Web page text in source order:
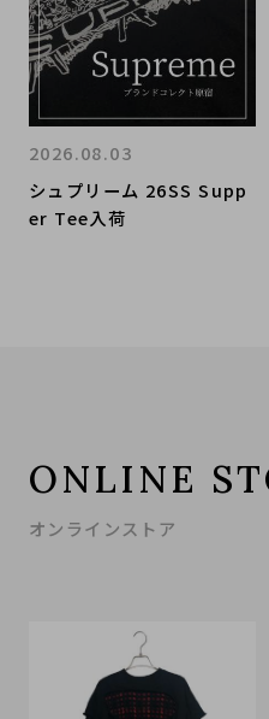
シュプリーム 26SS Supp
er Tee入荷
2026.08.03
ONLINE
オンラインストア